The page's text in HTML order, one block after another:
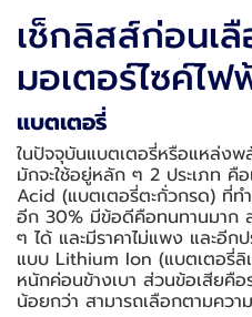
เช็กลิสส์ก่อนเ
มอเตอร์ไซค์ไฟ
แบตเตอรี่
ในปัจจุบันแบตเตอรี่หรือแหล่งพ
มักจะใช้อยู่หลัก ๆ 2 ประเภท คื
Acid (แบตเตอรี่ตะกั่วกรด) ที่ท
อีก 30% มีข้อดีคือทนทานมาก
ๆ ได้ และมีราคาไม่แพง และอีก
แบบ Lithium Ion (แบตเตอรี่
หนักค่อนข้างเบา ส่วนข้อเสียคื
น้อยกว่า สามารถเลือกตามควา